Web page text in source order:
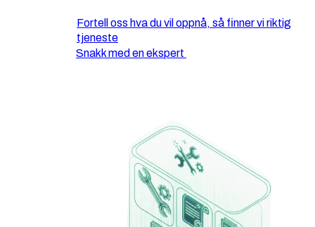
Fortell oss hva du vil oppnå, så finner vi riktig
tjeneste
Snakk med en ekspert